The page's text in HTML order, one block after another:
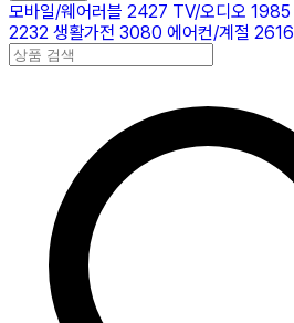
모바일/웨어러블 2427 TV/오디오 1985
2232 생활가전 3080 에어컨/계절 2616